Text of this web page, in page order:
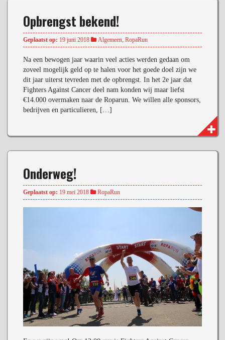
Opbrengst bekend!
Geplaatst op: 19 juni 2018 Algemeen, RopaRun
Na een bewogen jaar waarin veel acties werden gedaan om
zoveel mogelijk geld op te halen voor het goede doel zijn we
dit jaar uiterst tevreden met de opbrengst. In het 2e jaar dat
Fighters Against Cancer deel nam konden wij maar liefst
€14.000 overmaken naar de Roparun. We willen alle sponsors,
bedrijven en particulieren, […]
Onderweg!
Geplaatst op: 19 mei 2018 RopaRun